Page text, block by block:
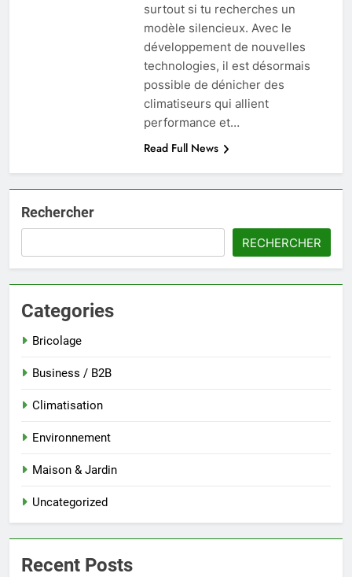
surtout si tu recherches un
modèle silencieux. Avec le
développement de nouvelles
technologies, il est désormais
possible de dénicher des
climatiseurs qui allient
performance et…
Read Full News
Rechercher
RECHERCHER
Categories
Bricolage
Business / B2B
Climatisation
Environnement
Maison & Jardin
Uncategorized
Recent Posts